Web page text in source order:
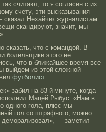
считают, то я согласен с их
счету, эти высказывания —
Нехайчик журналистам.
скандируют, значит, мы
сказать, что с командой. В
болельщики этого не
что в ближайшее время все
выйдем из этой сложной
футболист.
забил на 83-й минуте, когда
Мацей Рыбус. «Нам в
одного гола, плюс мы
гол со штрафного, можно
деморализовал», — заметил